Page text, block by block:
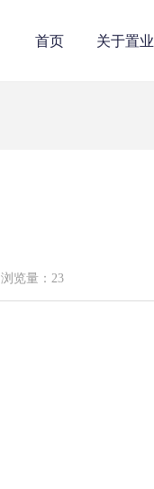
首页 关于置业
浏览量： 23